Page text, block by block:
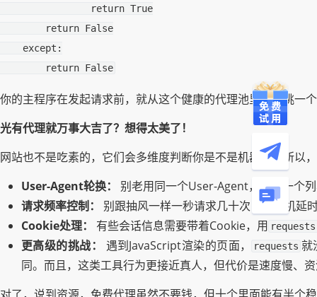
return True
return False
except :
return False
你的主程序在发起请求前，就从这个健康的代理池里随机挑一
光有代理就万事大吉了？想得太美了！
网站也不是吃素的，它们会多维度判断你是不是机器人。所以
User-Agent轮换：
别老用同一个User-Agent，准备一个
请求频率控制：
别跟抽风一样一秒请求几十次，加随机延
Cookie处理：
有些会话信息需要带着Cookie，用
更高级的挑战： 遇到JavaScript渲染的页面， requests 就
同。而且，这类工具行为更接近真人，但代价是速度慢、
对了，说到资源，免费代理虽然不要钱，但十个里面能有半个